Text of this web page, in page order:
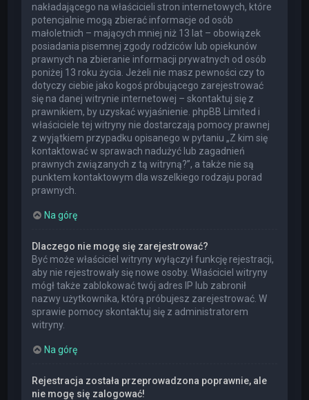
nakładającego na właścicieli stron internetowych, które
potencjalnie mogą zbierać informacje od osób
małoletnich – mających mniej niż 13 lat – obowiązek
posiadania pisemnej zgody rodziców lub opiekunów
prawnych na zbieranie informacji prywatnych od osób
poniżej 13 roku życia. Jeżeli nie masz pewności czy to
dotyczy ciebie jako kogoś próbującego zarejestrować
się na danej witrynie internetowej – skontaktuj się z
prawnikiem, by uzyskać wyjaśnienie. phpBB Limited i
właściciele tej witryny nie dostarczają pomocy prawnej
z wyjątkiem przypadku opisanego w pytaniu „Z kim się
kontaktować w sprawach nadużyć lub zagadnień
prawnych związanych z tą witryną?”, a także nie są
punktem kontaktowym dla wszelkiego rodzaju porad
prawnych.
Na górę
Dlaczego nie mogę się zarejestrować?
Być może właściciel witryny wyłączył funkcję rejestracji,
aby nie rejestrowały się nowe osoby. Właściciel witryny
mógł także zablokować twój adres IP lub zabronił
nazwy użytkownika, którą próbujesz zarejestrować. W
sprawie pomocy skontaktuj się z administratorem
witryny.
Na górę
Rejestracja została przeprowadzona poprawnie, ale
nie mogę się zalogować!